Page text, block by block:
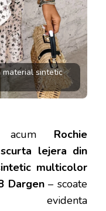
material sintetic
acumRochie
lejera din
multicolor
Dargen– scoate